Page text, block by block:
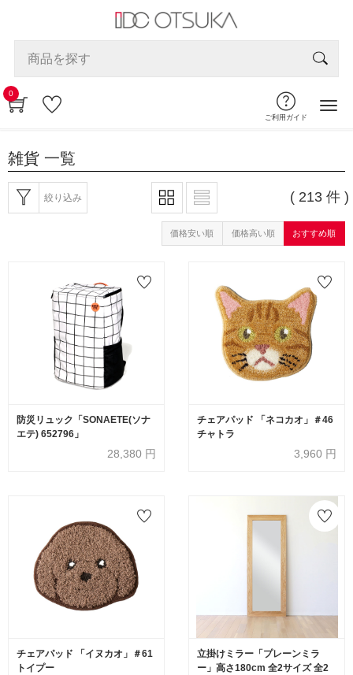
0
ご利用ガイド
雑貨 一覧
絞り込み ( 213 件 )
価格安い順 価格高い順 おすすめ順
防災リュック「SONAETE(ソナ
エテ) 652796」
28,380 円
チェアパッド 「ネコカオ」＃46
チャトラ
3,960 円
チェアパッド 「イヌカオ」＃61
トイプー
立掛けミラー「プレーンミラ
ー」高さ180cm 全2サイズ 全2